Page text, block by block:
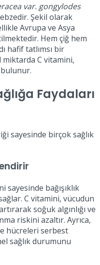
var. gongylodes
Şekil olarak
Avrupa ve Asya
Hem çiğ hem
hafif tatlımsı bir
C vitamini,
Faydaları
sayesinde birçok sağlık
sayesinde bağışıklık
C vitamini, vücudun
soğuk algınlığı ve
riskini azaltır. Ayrıca,
hücreleri serbest
sağlık durumunu